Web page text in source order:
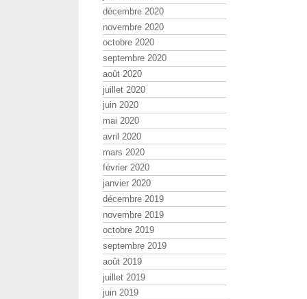
décembre 2020
novembre 2020
octobre 2020
septembre 2020
août 2020
juillet 2020
juin 2020
mai 2020
avril 2020
mars 2020
février 2020
janvier 2020
décembre 2019
novembre 2019
octobre 2019
septembre 2019
août 2019
juillet 2019
juin 2019